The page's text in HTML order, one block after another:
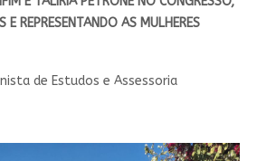
E REPRESENTANDO AS MULHERES
de Estudos e Assessoria